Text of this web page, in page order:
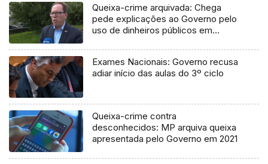
Queixa-crime arquivada: Chega
pede explicações ao Governo pelo
uso de dinheiros públicos em
Exames Nacionais: Governo recusa
adiar início das aulas do 3º ciclo
Queixa-crime contra
desconhecidos: MP arquiva queixa
apresentada pelo Governo em 2021